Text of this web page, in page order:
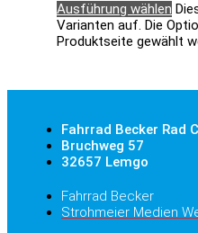
Ausführung wählen
Varianten auf. Die
Produktseite gewählt
Fahrrad Becker Rad
Bruchweg 57
32657 Lemgo
Fahrrad Becker
Strohmeier Medien